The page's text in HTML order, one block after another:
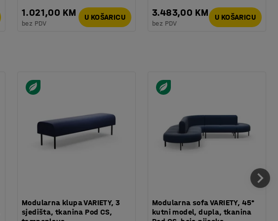
1.021,00 KM
bez PDV
U KOŠARICU 3.483,00 KM
bez PDV
U KOŠARICU
Modularna klupa VARIETY, 3
sjedišta, tkanina Pod CS,
Modularna sofa VARIETY, 45°
kutni model, dupla, tkanina